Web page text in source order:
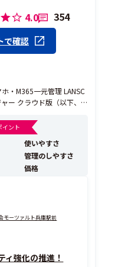
4.0 354
で確認
一元管理 LANSC
ー クラウド版（以下、
クラウドで一元管理で
す。クラウドサービスのI
イント
使いやすさ
管理のしやすさ
価格
モーツァルト兵庫駅前
ィ強化の推進！